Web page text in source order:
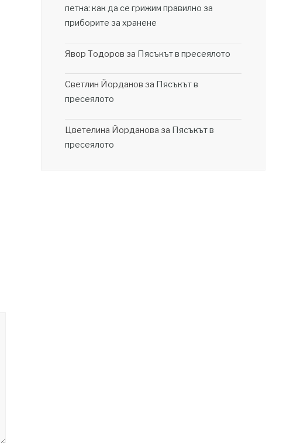
петна: как да се грижим правилно за
приборите за хранене
Явор Тодоров за Пясъкът в пресеялото
Светлин Йорданов за Пясъкът в
пресеялото
Цветелина Йорданова за Пясъкът в
пресеялото